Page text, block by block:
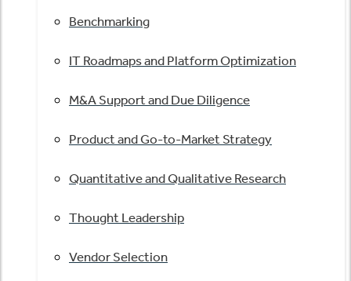
Benchmarking
IT Roadmaps and Platform Optimization
M&A Support and Due Diligence
Product and Go-to-Market Strategy
Quantitative and Qualitative Research
Thought Leadership
Vendor Selection